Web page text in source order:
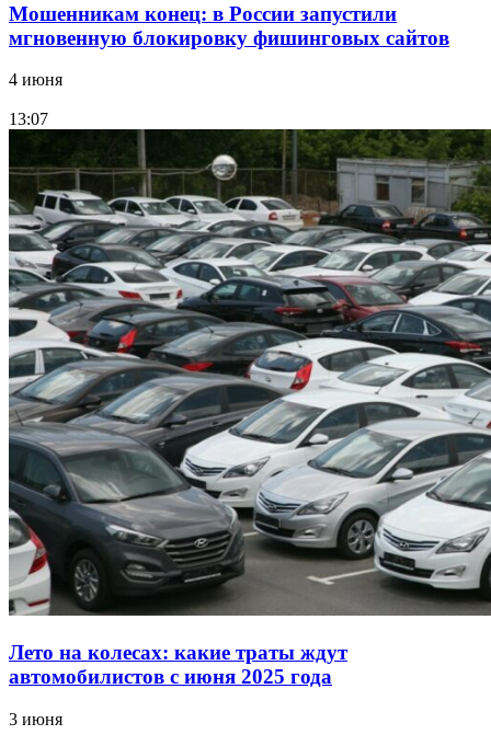
Мошенникам конец: в России запустили
мгновенную блокировку фишинговых сайтов
4 июня
13:07
Лето на колесах: какие траты ждут
автомобилистов с июня 2025 года
3 июня